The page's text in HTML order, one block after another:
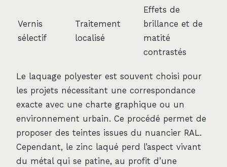
Vernis
sélectif
Traitement
localisé
Effets de
brillance et de
matité
contrastés
Le laquage polyester est souvent choisi pour
les projets nécessitant une correspondance
exacte avec une charte graphique ou un
environnement urbain. Ce procédé permet de
proposer des teintes issues du nuancier RAL.
Cependant, le zinc laqué perd l’aspect vivant
du métal qui se patine, au profit d’une